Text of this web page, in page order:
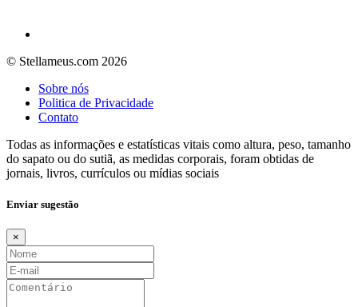
© Stellameus.com 2026
Sobre nós
Politica de Privacidade
Contato
Todas as informações e estatísticas vitais como altura, peso, tamanho
do sapato ou do sutiã, as medidas corporais, foram obtidas de
jornais, livros, currículos ou mídias sociais
Enviar sugestão
×